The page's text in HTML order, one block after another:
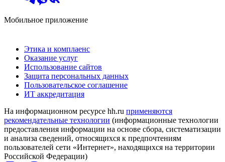
Мобильное приложение
Этика и комплаенс
Оказание услуг
Использование сайтов
Защита персональных данных
Пользовательское соглашение
ИТ аккредитация
На информационном ресурсе hh.ru применяются
рекомендательные технологии (информационные технологии
предоставления информации на основе сбора, систематизации
и анализа сведений, относящихся к предпочтениям
пользователей сети «Интернет», находящихся на территории
Российской Федерации)